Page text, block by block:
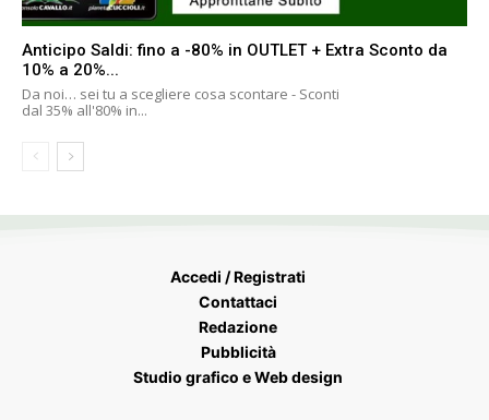
Anticipo Saldi: fino a -80% in OUTLET + Extra Sconto da
10% a 20%...
Da noi… sei tu a scegliere cosa scontare - Sconti
dal 35% all'80% in...
Accedi / Registrati
Contattaci
Redazione
Pubblicità
Studio grafico e Web design